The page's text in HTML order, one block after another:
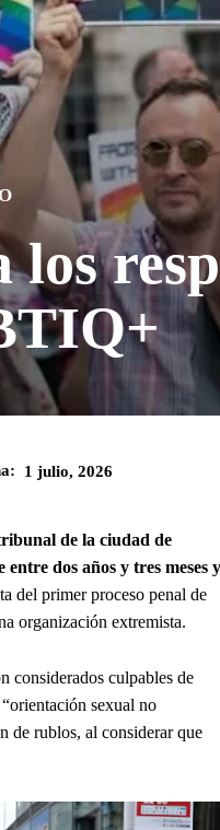
1 julio, 2026
de la ciudad de
dos años y tres meses y
del primer proceso penal de
organización extremista.
considerados culpables de
sexual no
de rublos, al considerar que